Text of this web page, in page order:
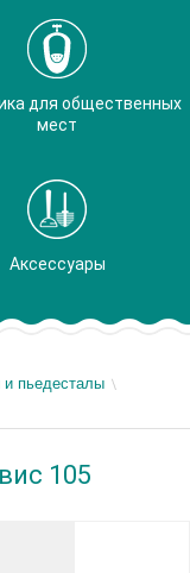
для общественных
мест
Аксессуары
и пьедесталы
105